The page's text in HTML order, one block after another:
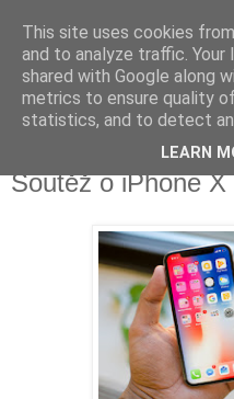
Fakečlánky
Věř všemu co tady vidíš.
pondělí 25. prosince
Soutěž o iPhone X
This site uses cookies
and to analyze traffic. Your
shared with Google along
metrics to ensure quality
statistics, and to detect
LEARN